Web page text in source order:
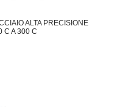
ALTA PRECISIONE
C A 300 C